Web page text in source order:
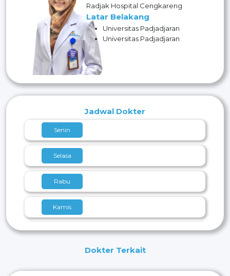
Radjak Hospital Cengkareng
Latar Belakang
Universitas Padjadjaran
Universitas Padjadjaran
Jadwal Dokter
Senin
Selasa
Rabu
Kamis
Jumat
Dokter Terkait